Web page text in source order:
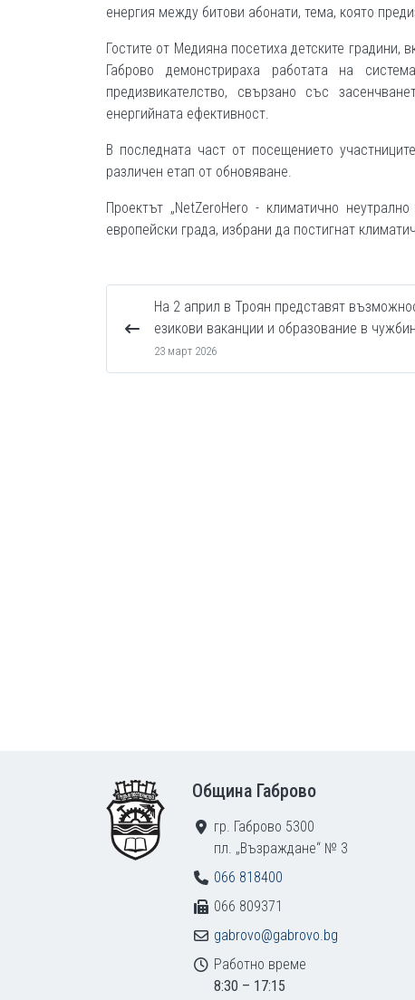
енергия между битови абонати, тема, която
Гостите от Медияна посетиха детските
Габрово демонстрираха работата на
предизвикателство, свързано със
енергийната ефективност.
В последната част от посещението
различен етап от обновяване.
Проектът „NetZeroHero - климатично
европейски града, избрани да постигнат
На 2 април в Троян представят
езикови ваканции и образование в
23 март 2026
Община Габрово
гр. Габрово 5300
пл. „Възраждане“ № 3
066 818400
066 809371
gabrovo@gabrovo.bg
Работно време
8:30 – 17:15